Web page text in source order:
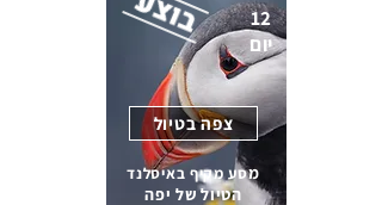
12
יום
צפה בטיול
מסע מקיף באיסלנד
הטיול של יפה